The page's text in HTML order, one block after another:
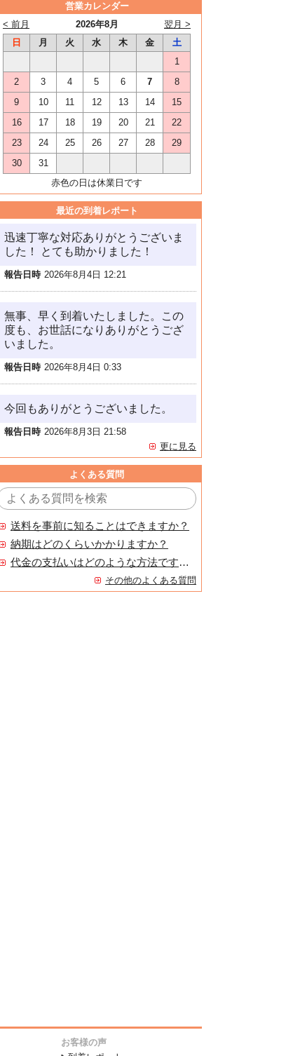
営業カレンダー
2026年8月
< 前月
翌月 >
日
月 火 水 木 金
土
1
2
3 4 5 6 7
8
9
10 11 12 13 14
15
16
17 18 19 20 21
22
23
24 25 26 27 28
29
30
31
赤色の日は休業日です
最近の到着レポート
迅速丁寧な対応ありがとうございま
した！ とても助かりました！
報告日時 2026年8月4日 12:21
無事、早く到着いたしました。この
度も、お世話になりありがとうござ
いました。
報告日時 2026年8月4日 0:33
今回もありがとうございました。
報告日時 2026年8月3日 21:58
更に見る
よくある質問
送料を事前に知ることはできますか？
納期はどのくらいかかりますか？
代金の支払いはどのような方法ですか？
その他のよくある質問
お客様の声